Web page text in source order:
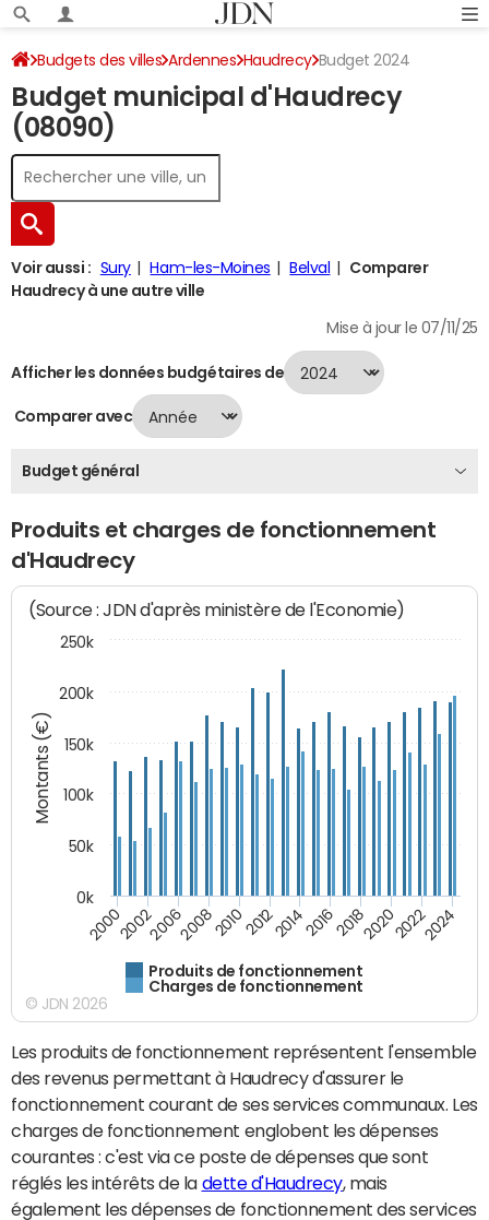
Budgets des villes Ardennes Haudrecy Budget 2024
Budget municipal d'Haudrecy
(08090)
Voir aussi : Sury Ham-les-Moines Belval
Comparer
Haudrecy à une autre ville
Mise à jour le 07/11/25
Afficher les données budgétaires de
Comparer avec
Budget général
Produits et charges de fonctionnement
d'Haudrecy
Montants (€)
(Source : JDN d'après ministère de l'Economie)
Produits de fonctionnement
Charges de fonctionnement
200020022006200820102012201420162018202020222024
0k
50k
100k
150k
200k
250k
© JDN 2026
Les produits de fonctionnement représentent l'ensemble
des revenus permettant à Haudrecy d'assurer le
fonctionnement courant de ses services communaux. Les
charges de fonctionnement englobent les dépenses
courantes : c'est via ce poste de dépenses que sont
réglés les intérêts de la dette d'Haudrecy, mais
également les dépenses de fonctionnement des services